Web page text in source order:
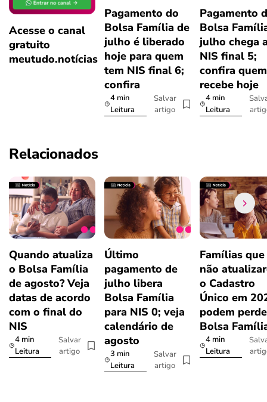
Acesse o canal
gratuito
meutudo.notícias
Pagamento do
Bolsa Família de
julho é liberado
hoje para quem
tem NIS final 6;
confira
4 min
Leitura
Salvar
artigo
Pagamento
Bolsa
julho chega
NIS final 5;
confira quem
recebe hoje
4 min
Leitura
Relacionados
Quando atualiza
o Bolsa Família
de agosto? Veja
datas de acordo
com o final do
NIS
4 min
Leitura
Salvar
artigo
Último
pagamento de
julho libera
Bolsa Família
para NIS 0; veja
calendário de
agosto
3 min
Leitura
Salvar
artigo
Famílias que
não
o Cadastro
Único em
podem
Bolsa
4 min
Leitura